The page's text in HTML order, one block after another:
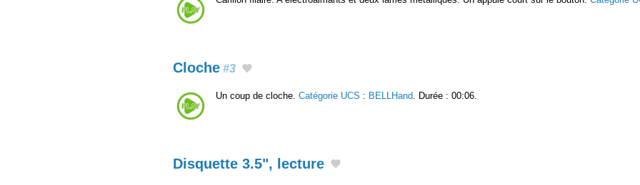
Cloche #3
Un coup de cloche. Catégorie UCS : BELLHand . Durée : 00:06.
Disquette 3.5", lecture